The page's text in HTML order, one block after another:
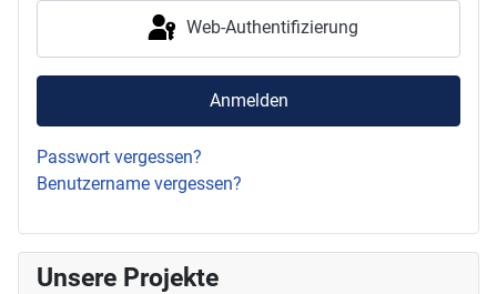
Web-Authentifizierung
Anmelden
Passwort vergessen?
Benutzername vergessen?
Unsere Projekte